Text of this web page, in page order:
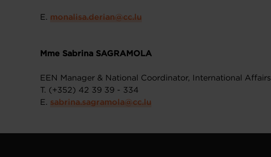
E. monalisa.derian@cc.lu
Mme Sabrina SAGRAMOLA
EEN Manager & National Coordinator, International Affairs
T. (+352) 42 39 39 - 334
E. sabrina.sagramola@cc.lu